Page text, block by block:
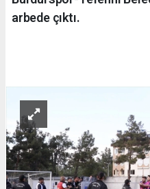
arbede çıktı.